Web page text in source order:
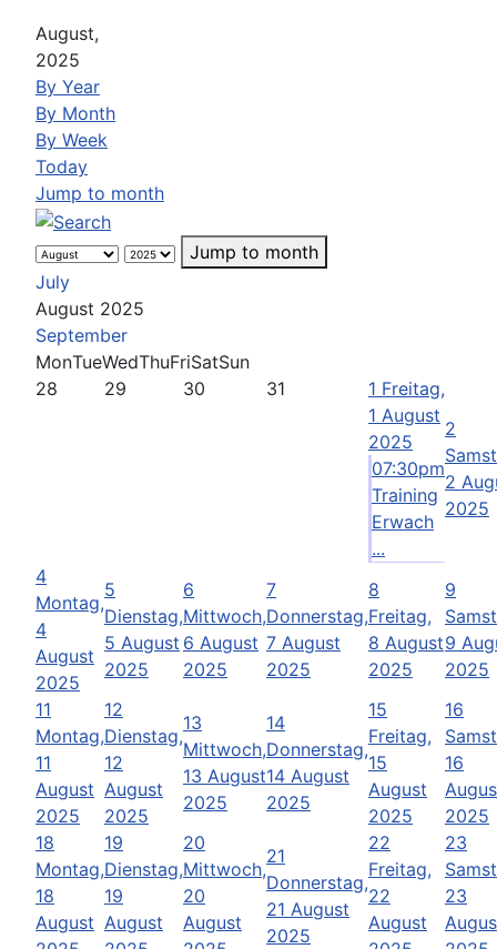
August,
2025
By Year
By Month
By Week
Today
Jump to month
Jump to month
July
August 2025
September
MonTueWedThuFriSatSun
28
29 30 31 1 Freitag,
1 August
2025
07:30pm
Training
Erwach
...
2
2
2025
4
Montag,
4
August
2025
5
Dienstag,
5 August
2025
6
Mittwoch,
6 August
2025
7
Donnerstag,
7 August
2025
8
Freitag,
8 August
2025
9
9
2025
11
Montag,
11
August
2025
12
Dienstag,
12
August
2025
13
Mittwoch,
13 August
2025
14
Donnerstag,
14 August
2025
15
Freitag,
15
August
2025
16
16
2025
18
Montag,
18
August
19
Dienstag,
19
August
20
Mittwoch,
20
August
21
Donnerstag,
21 August
2025
22
Freitag,
22
August
23
23